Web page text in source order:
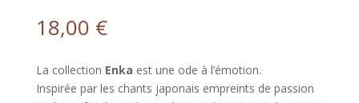
18,00 €
La collection Enka est une ode à l’émotion.
Inspirée par les chants japonais empreints de passion